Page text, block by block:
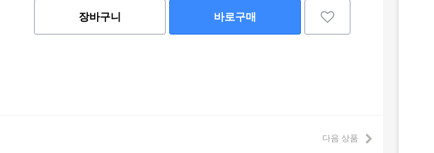
장바구니 바로구매
다음 상품